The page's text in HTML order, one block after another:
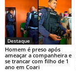
Destaque
Homem é preso após
ameaçar a companheira e
se trancar com filho de 1
ano em Coari